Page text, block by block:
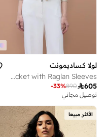
لولا كساديمونت
Bomber Jacket with Raglan Sleeves
605
890
-33%
توصيل مجاني
الأكثر مبيعا